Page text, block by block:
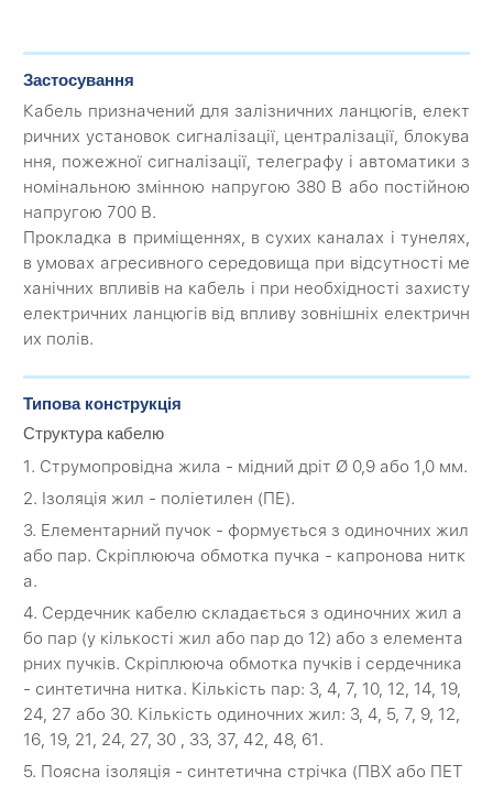
Застосування
Кабель призначений для залізничних ланцюгів, елект
ричних установок сигналізації, централізації, блокува
ння, пожежної сигналізації, телеграфу і автоматики з
номінальною змінною напругою 380 В або постійною
напругою 700 В.
Прокладка в приміщеннях, в сухих каналах і тунелях,
в умовах агресивного середовища при відсутності ме
ханічних впливів на кабель і при необхідності захисту
електричних ланцюгів від впливу зовнішніх електричн
их полів.
Типова конструкція
Структура кабелю
1. Струмопровідна жила - мідний дріт Ø 0,9 або 1,0 мм.
2. Ізоляція жил - поліетилен (ПЕ).
3. Елементарний пучок - формується з одиночних жил
або пар. Скріплююча обмотка пучка - капронова нитк
а.
4. Сердечник кабелю складається з одиночних жил а
бо пар (у кількості жил або пар до 12) або з елемента
рних пучків. Скріплююча обмотка пучків і сердечника
- синтетична нитка. Кількість пар: 3, 4, 7, 10, 12, 14, 19,
24, 27 або 30. Кількість одиночних жил: 3, 4, 5, 7, 9, 12,
16, 19, 21, 24, 27, 30 , 33, 37, 42, 48, 61.
5. Поясна ізоляція - синтетична стрічка (ПВХ або ПЕТ